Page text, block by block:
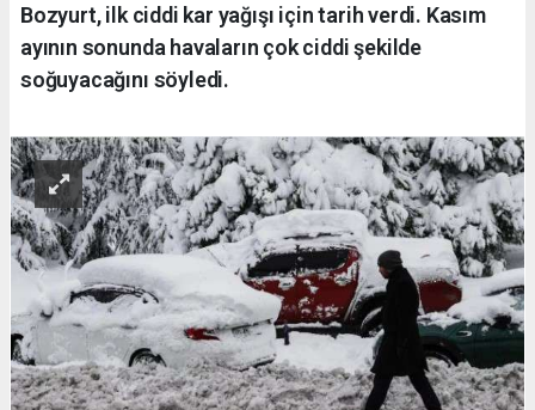
Bozyurt, ilk ciddi kar yağışı için tarih verdi. Kasım
ayının sonunda havaların çok ciddi şekilde
soğuyacağını söyledi.